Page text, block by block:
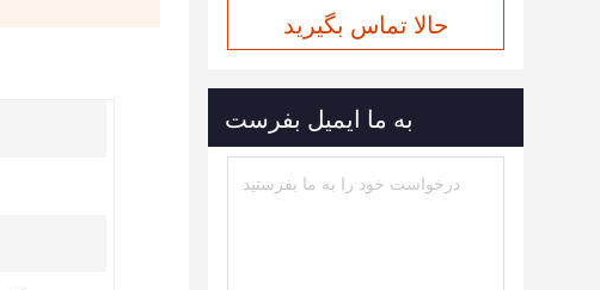
حالا تماس بگیرید
به ما ایمیل بفرست